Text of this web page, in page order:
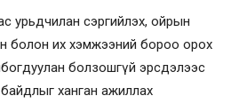
урьдчилан сэргийлэх, ойрын
болон их хэмжээний бороо орох
болзошгүй эрсдэлээс
ханган ажиллах